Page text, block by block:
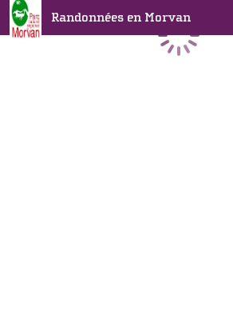
Randonnées en Morvan
Chargement